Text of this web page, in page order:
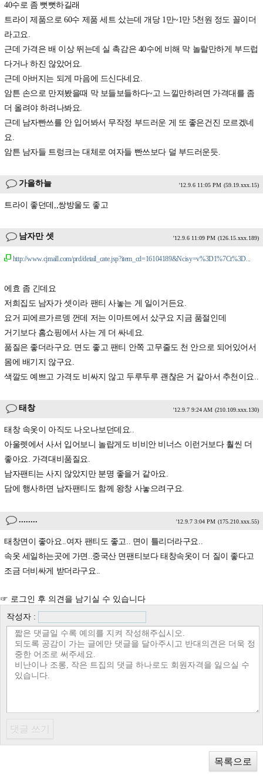
40수로 좀 뻣뻣하길래
트라이 제품으로 60수 제품 세트 샀는데 개당 1만~1만 5천원 정도 꼴이더
라고요.
근데 가격은 배 이상 뛰는데 실 촉감은 40수에 비해 막 놀랄만하게 부드럽
다거나 하진 않았어요.
근데 아버지는 되게 마음에 드신다네요.
암튼 손으로 만져봤을때 막 보들보들하다~고 느낄만하려면 가격대를 좀
더 올려야 하려나봐요.
근데 남자빤쓰를 안 입어봐서 무작정 부드러운 게 또 좋은건진 모르겠네
요.
암튼 남자들 트렁크는 대체로 여자들 빤쓰보다 덜 부드러운듯.
가을하늘 '12.9.6 11:05 PM (59.19.xxx.15)
트라이 좋던데,,쌍방울도 좋고
남자만 셋 '12.9.6 11:09 PM (126.15.xxx.189)
http://www.cjmall.com/prd/detail_cate.jsp?item_cd=16104189&Ncisy=v%3D1%7Ct%3D...
에효 좀 긴데요
저희집도 남자가 셋이라 팬티 사놓는 게 일이거든요.
요거 피에르가르뎅 껀데 저는 이마트에서 샀구요 지금 품절인데
거기보다 홈쇼핑에서 사는 게 더 싸네요.
품질은 좋더라구요. 면도 좋고 팬티 안쪽 고무줄도 천 안으로 되어있어서
몸에 배기지 않구요.
색깔도 예쁘고 가격도 비싸지 않고 두루두루 괜찮은 거 같아서 추천이요..
태창 '12.9.7 9:24 AM (210.109.xxx.130)
태창 속옷이 아직도 나오나보던데요..
아울렛에서 사서 입어보니 놀랍게도 비비안 비너스 이런거보다 훨씬 더
좋아요. 가격대비품질요.
남자팬티는 사지 않았지만 분명 좋을거 같아요.
담에 행사하면 남자팬티도 함께 왕창 사놓으려구요.
........ '12.9.7 3:04 PM (175.210.xxx.55)
태창면이 좋아요..여자 팬티도 좋고.. 면이 틀리더라구요..
속옷 세일하는곳에 가면..중국산 면팬티보다 태창속옷이 더 질이 좋다고
조금 더비싸게 받더라구요..
☞ 로그인 후 의견을 남기실 수 있습니다
작성자 :
목록으로